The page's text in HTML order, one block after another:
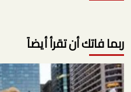
ربما فاتك أن تقرأ أيضاً